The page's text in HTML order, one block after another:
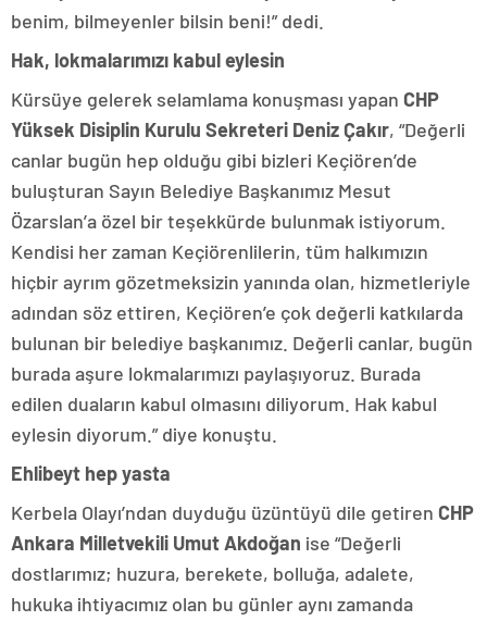
benim, bilmeyenler bilsin beni!” dedi.
Hak, lokmalarımızı kabul eylesin
Kürsüye gelerek selamlama konuşması yapan CHP
Yüksek Disiplin Kurulu Sekreteri Deniz Çakır, “Değerli
canlar bugün hep olduğu gibi bizleri Keçiören’de
buluşturan Sayın Belediye Başkanımız Mesut
Özarslan’a özel bir teşekkürde bulunmak istiyorum.
Kendisi her zaman Keçiörenlilerin, tüm halkımızın
hiçbir ayrım gözetmeksizin yanında olan, hizmetleriyle
adından söz ettiren, Keçiören’e çok değerli katkılarda
bulunan bir belediye başkanımız. Değerli canlar, bugün
burada aşure lokmalarımızı paylaşıyoruz. Burada
edilen duaların kabul olmasını diliyorum. Hak kabul
eylesin diyorum.” diye konuştu.
Ehlibeyt hep yasta
Kerbela Olayı’ndan duyduğu üzüntüyü dile getiren CHP
Ankara Milletvekili Umut Akdoğan ise “Değerli
dostlarımız; huzura, berekete, bolluğa, adalete,
hukuka ihtiyacımız olan bu günler aynı zamanda